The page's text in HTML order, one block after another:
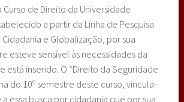
Curso de Direito da Universidade
a partir da Linha de Pesquisa
e Globalização, por sua
esteve sensível às necessidades da
está inserido. O “Direito da Seguridade
do 10º semestre deste curso, vincula-
essa busca por cidadania que por sua